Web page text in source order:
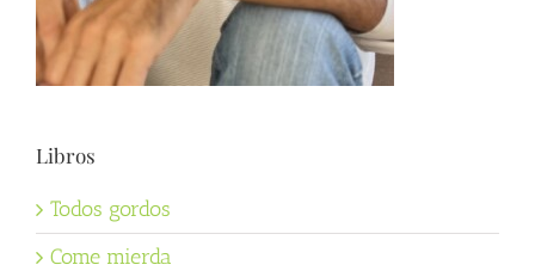
Libros
Todos gordos
Come mierda